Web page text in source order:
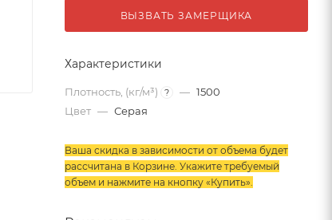
ВЫЗВАТЬ ЗАМЕРЩИКА
Характеристики
Плотность, (кг/м³) ? — 1500
Цвет — Серая
Ваша скидка в зависимости от объема будет
рассчитана в Корзине. Укажите требуемый
объем и нажмите на кнопку «Купить».